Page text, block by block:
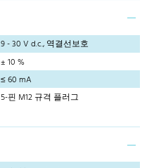
9 - 30 V d.c., 역결선보호
± 10 %
≤ 60 mA
5-핀 M12 규격 플러그